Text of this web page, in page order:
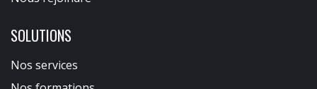
SOLUTIONS
Nos services